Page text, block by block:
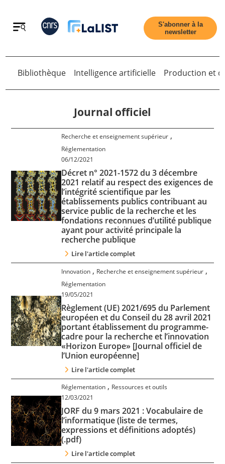
Retour
Tous les articles
Qui sommes nous ?
Nous suivre
S'abonner à la
newsletter
Bibliothèque Intelligence artificielle Production et
Journal officiel
Recherche et enseignement supérieur ,
Réglementation
06/12/2021
Décret n° 2021-1572 du 3 décembre
2021 relatif au respect des exigences de
l’intégrité scientifique par les
établissements publics contribuant au
service public de la recherche et les
fondations reconnues d’utilité publique
ayant pour activité principale la
recherche publique
Lire l'article complet
Innovation , Recherche et enseignement supérieur ,
Réglementation
19/05/2021
Règlement (UE) 2021/695 du Parlement
européen et du Conseil du 28 avril 2021
portant établissement du programme-
cadre pour la recherche et l’innovation
«Horizon Europe» [Journal officiel de
l’Union européenne]
Lire l'article complet
Réglementation , Ressources et outils
12/03/2021
JORF du 9 mars 2021 : Vocabulaire de
l’informatique (liste de termes,
expressions et définitions adoptés)
(.pdf)
Lire l'article complet